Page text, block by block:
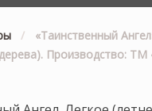
/
«Таинственный
Производство: ТМ